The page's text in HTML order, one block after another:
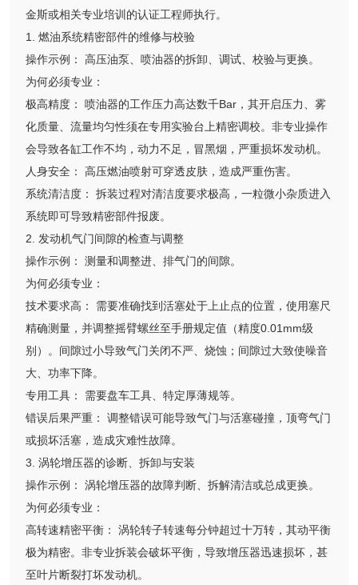
金斯或相关专业培训的认证工程师执行。
1. 燃油系统精密部件的维修与校验
操作示例： 高压油泵、喷油器的拆卸、调试、校验与更换。
为何必须专业：
极高精度： 喷油器的工作压力高达数千Bar，其开启压力、雾
化质量、流量均匀性须在专用实验台上精密调校。非专业操作
会导致各缸工作不均，动力不足，冒黑烟，严重损坏发动机。
人身安全： 高压燃油喷射可穿透皮肤，造成严重伤害。
系统清洁度： 拆装过程对清洁度要求极高，一粒微小杂质进入
系统即可导致精密部件报废。
2. 发动机气门间隙的检查与调整
操作示例： 测量和调整进、排气门的间隙。
为何必须专业：
技术要求高： 需要准确找到活塞处于上止点的位置，使用塞尺
精确测量，并调整摇臂螺丝至手册规定值（精度0.01mm级
别）。间隙过小导致气门关闭不严、烧蚀；间隙过大致使噪音
大、功率下降。
专用工具： 需要盘车工具、特定厚薄规等。
错误后果严重： 调整错误可能导致气门与活塞碰撞，顶弯气门
或损坏活塞，造成灾难性故障。
3. 涡轮增压器的诊断、拆卸与安装
操作示例： 涡轮增压器的故障判断、拆解清洁或总成更换。
为何必须专业：
高转速精密平衡： 涡轮转子转速每分钟超过十万转，其动平衡
极为精密。非专业拆装会破坏平衡，导致增压器迅速损坏，甚
至叶片断裂打坏发动机。